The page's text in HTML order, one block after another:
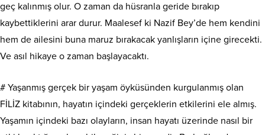
geç kalınmış olur. O zaman da hüsranla geride bırakıp
kaybettiklerini arar durur. Maalesef ki Nazif Bey’de hem kendini
hem de ailesini buna maruz bırakacak yanlışların içine girecekti.
Ve asıl hikaye o zaman başlayacaktı.
# Yaşanmış gerçek bir yaşam öyküsünden kurgulanmış olan
FİLİZ kitabının, hayatın içindeki gerçeklerin etkilerini ele almış.
Yaşamın içindeki bazı olayların, insan hayatı üzerinde nasıl bir